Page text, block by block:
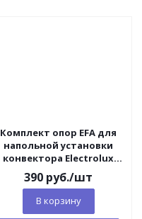
Комплект опор EFA для
напольной установки
конвектора Electrolux
Серии А
390 руб./шт
В корзину